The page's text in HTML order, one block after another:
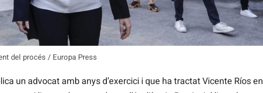
del procés / Europa Press
un advocat amb anys d’exercici i que ha tractat Vicente Ríos en